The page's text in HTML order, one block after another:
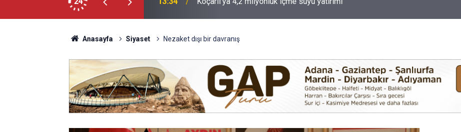
Anasayfa Siyaset Nezaket dışı bir davranış